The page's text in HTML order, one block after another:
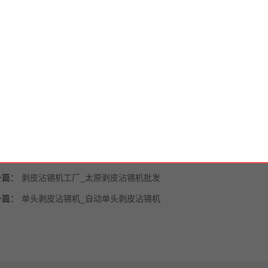
自动裁线沾锡机这种安装设备模具之前，同样也需要检查整个主机的
要按照相关的地方进行各个方面的监控装置的操作，要把螺栓全部都
沾锡机进行安装之前，不可以开启箱门，把他们所有的零配件全部都
行的压膜来进行的安装，安装的时候要检查上下刀片的状况，看下他
： 剥皮沾锡机工厂_太原剥皮沾锡机批发
： 单头剥皮沾锡机_自动单头剥皮沾锡机